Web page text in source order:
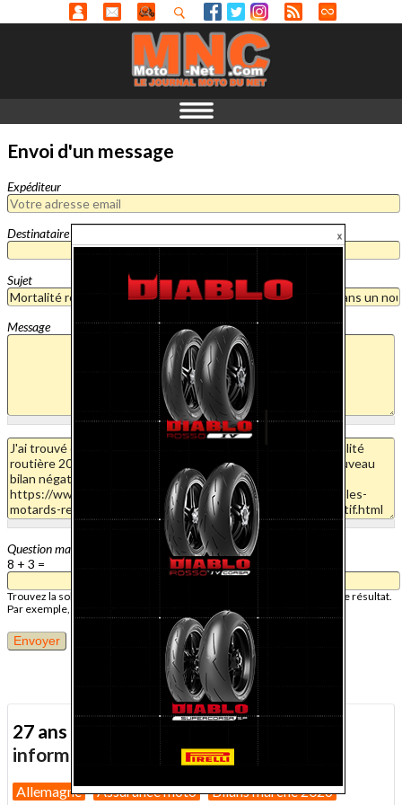
Envoi d'un message
Expéditeur
Destinataire
Sujet
Message
Question mathématique
8 + 3 =
Trouvez la solution de ce problème mathématique simple et saisissez le résultat.
Par exemple, pour 1 + 3, saisissez 4.
27 ans d'actualité moto :
toutes nos
informations depuis 1999 !
Allemagne Assurance moto Bilans marché 2026